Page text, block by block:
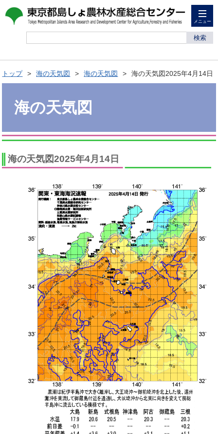
メニュー
検索
トップ 海の天気図 海の天気図 海の天気図2025年4月14日
海の天気図
海の天気図2025年4月14日